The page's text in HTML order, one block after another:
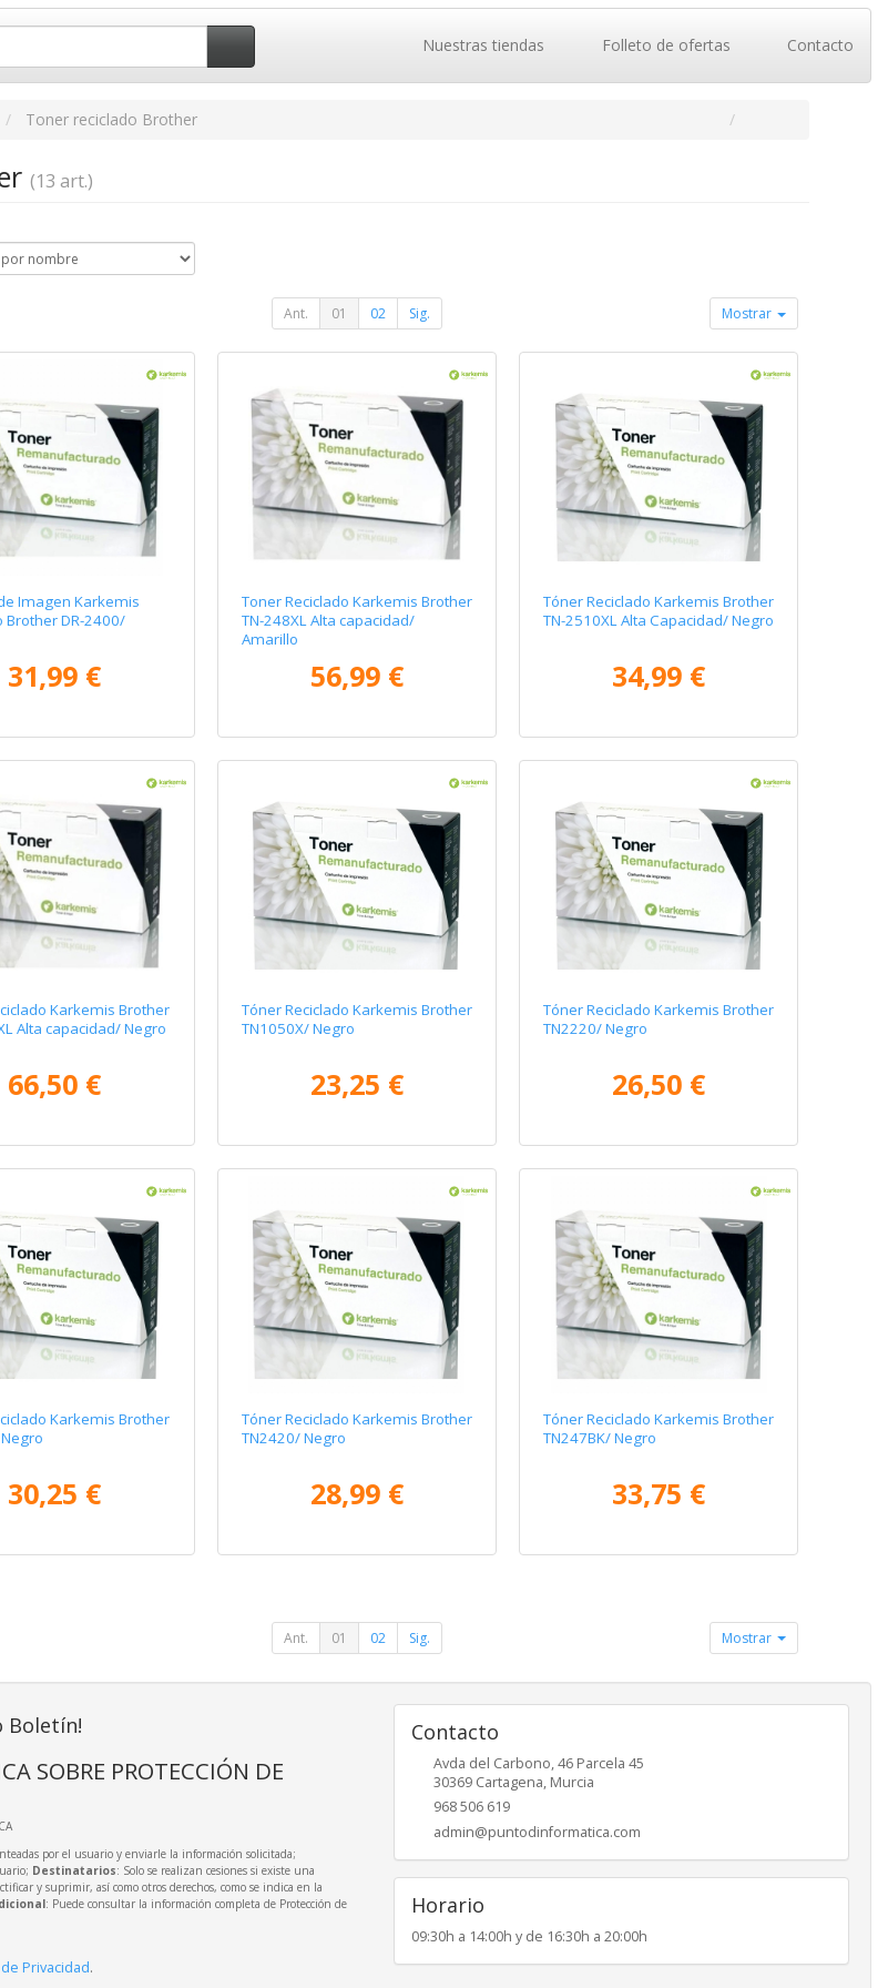
Nuestras tiendas Folleto de ofertas Contacto
Toner reciclado Brother
(13 art.)
Ant. 01 02 Sig. Mostrar
Imagen Karkemis
Brother DR-2400/
31,99 €
Toner Reciclado Karkemis Brother
TN-248XL Alta capacidad/
Amarillo
56,99 €
Tóner Reciclado Karkemis Brother
TN-2510XL Alta Capacidad/ Negro
34,99 €
Karkemis Brother
Alta capacidad/ Negro
66,50 €
Tóner Reciclado Karkemis Brother
TN1050X/ Negro
23,25 €
Tóner Reciclado Karkemis Brother
TN2220/ Negro
26,50 €
Karkemis Brother
30,25 €
Tóner Reciclado Karkemis Brother
TN2420/ Negro
28,99 €
Tóner Reciclado Karkemis Brother
TN247BK/ Negro
33,75 €
Ant. 01 02 Sig. Mostrar
Boletín!
SOBRE PROTECCIÓN DE
por el usuario y enviarle la información solicitada;
Destinatarios: Solo se realizan cesiones si existe una
y suprimir, así como otros derechos, como se indica en la
: Puede consultar la información completa de Protección de
Privacidad.
Contacto
Avda del Carbono, 46 Parcela 45
30369 Cartagena, Murcia
968 506 619
admin@puntodinformatica.com
Horario
09:30h a 14:00h y de 16:30h a 20:00h